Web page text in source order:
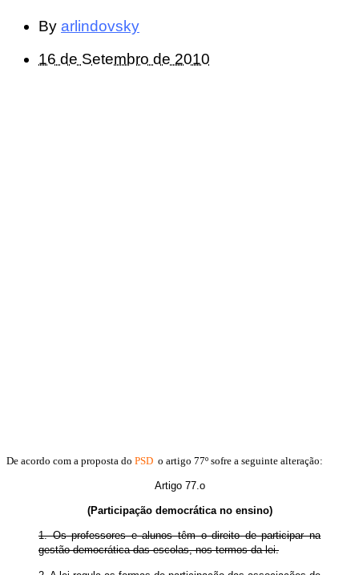
By arlindovsky
16 de Setembro de 2010
De acordo com a proposta do PSD o artigo 77º sofre a seguinte alteração:
Artigo 77.o
(Participação democrática no ensino)
1. Os professores e alunos têm o direito de participar na
gestão democrática das escolas, nos termos da lei.